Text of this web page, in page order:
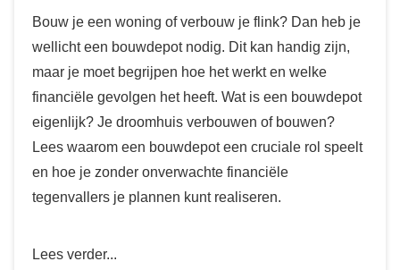
Bouw je een woning of verbouw je flink? Dan heb je
wellicht een bouwdepot nodig. Dit kan handig zijn,
maar je moet begrijpen hoe het werkt en welke
financiële gevolgen het heeft. Wat is een bouwdepot
eigenlijk? Je droomhuis verbouwen of bouwen?
Lees waarom een bouwdepot een cruciale rol speelt
en hoe je zonder onverwachte financiële
tegenvallers je plannen kunt realiseren.
Lees verder...